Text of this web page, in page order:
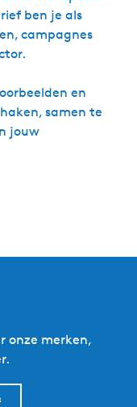
ben je als
campagnes
en
samen te
jouw
onze merken,